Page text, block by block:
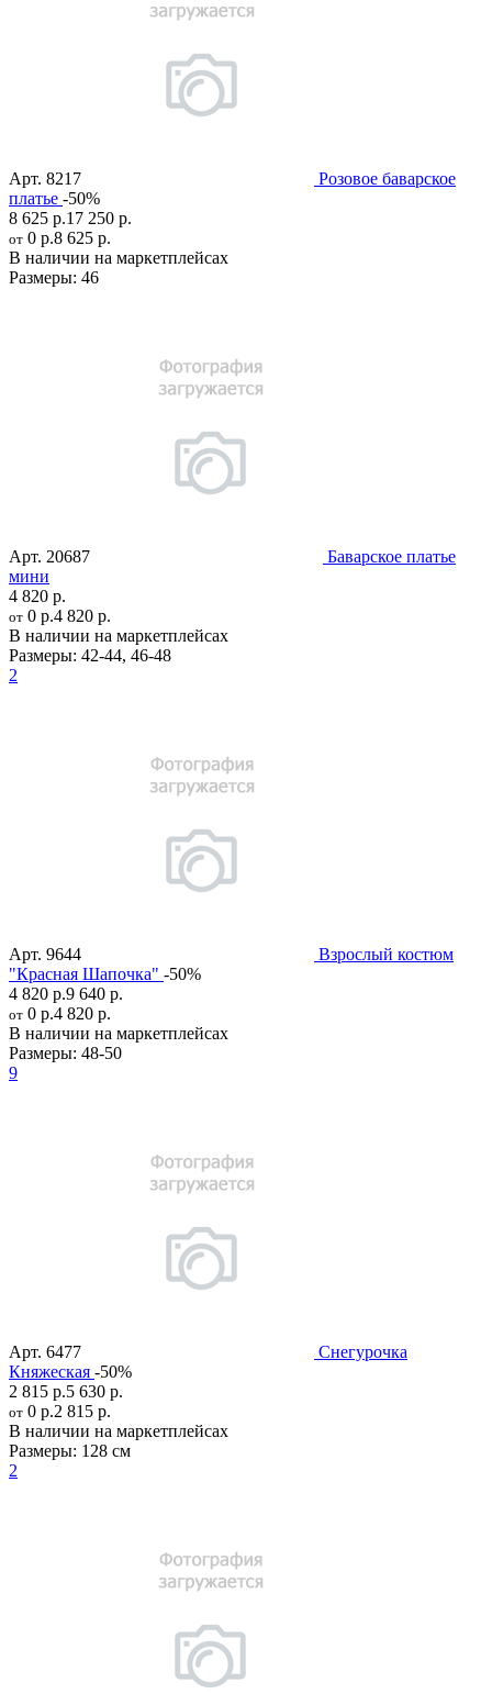
Арт. 8217
Розовое баварское
платье -50%
8 625 р.17 250 р.
от 0 р.8 625 р.
В наличии на маркетплейсах
Размеры: 46
Арт. 20687
Баварское платье
мини
4 820 р.
от 0 р.4 820 р.
В наличии на маркетплейсах
Размеры: 42-44, 46-48
2
Арт. 9644
Взрослый костюм
"Красная Шапочка" -50%
4 820 р.9 640 р.
от 0 р.4 820 р.
В наличии на маркетплейсах
Размеры: 48-50
9
Арт. 6477
Снегурочка
Княжеская -50%
2 815 р.5 630 р.
от 0 р.2 815 р.
В наличии на маркетплейсах
Размеры: 128 см
2